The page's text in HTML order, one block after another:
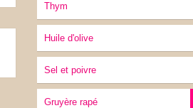
thym
Huile d'olive
sel et poivre
Gruyère rapé